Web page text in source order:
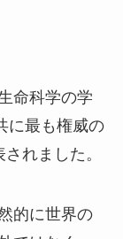
命科学の学
に最も権威の
れました。
的に世界の